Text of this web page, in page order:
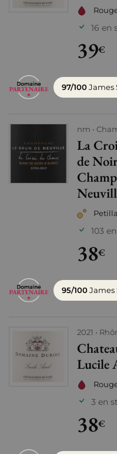
16 en
39€
97/100James
nm
La
de
103
38€
95/100James
2021
Lucile
3 en
38€